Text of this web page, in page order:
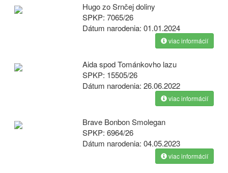
Hugo zo Srnčej doliny
SPKP:7065/26
Dátum narodenia:01.01.2024
viac informácií
Aida spod Tománkovho lazu
SPKP: 15505/26
Dátum narodenia:26.06.2022
viac informácií
Brave Bonbon Smolegan
SPKP:6964/26
Dátum narodenia:04.05.2023
viac informácií